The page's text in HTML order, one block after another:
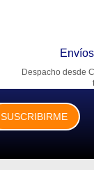
Despacho desde
SUSCRIBIRME